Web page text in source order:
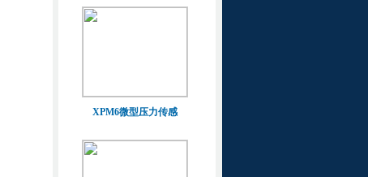
XPM6微型压力传感